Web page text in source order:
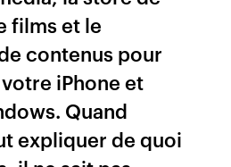
films et le
contenus pour
iPhone et
Quand
expliquer de quoi